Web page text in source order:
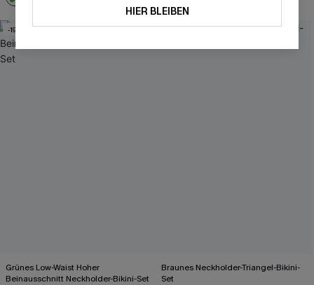
-19%
Grünes Low-Waist Hoher
Beinausschnitt Neckholder-Bikini-Set
-9%
Braunes Neckholder-Triangel-Bikini-
Set
HIER BLEIBEN